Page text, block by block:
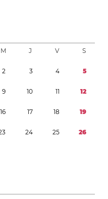
M J V S
2 3 4 5
9 10 11 12
16 17 18 19
3 24 25 26